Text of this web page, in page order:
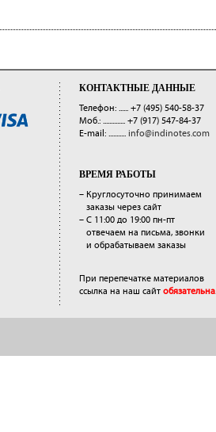
КОНТАКТНЫЕ ДАННЫЕ
Телефон: ...... +7 (495) 540-58-37
Моб.: .............. +7 (917) 547-84-37
E-mail: ........... info@indinotes.com
ВРЕМЯ РАБОТЫ
– Круглосуточно принимаем
заказы через сайт
– С 11:00 до 19:00 пн-пт
отвечаем на письма, звонки
и обрабатываем заказы
При перепечатке материалов
ссылка на наш сайт обязательна.